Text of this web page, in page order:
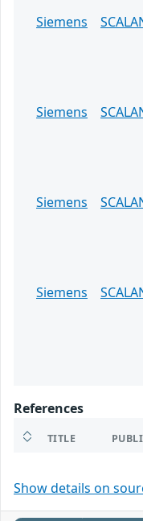
Siemens
Siemens
Siemens
Siemens
References
TITLE
Show details on